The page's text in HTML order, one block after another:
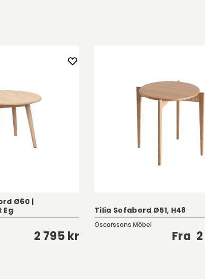
et
Ø60 |
Eg
2 795 kr
Tilia Sofabord Ø51, H48
Oscarssons Möbel
Fra